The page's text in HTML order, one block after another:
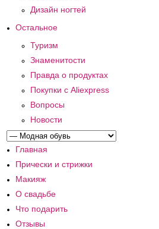
Дизайн ногтей
Остальное
Туризм
Знаменитости
Правда о продуктах
Покупки с Aliexpress
Вопросы
Новости
Главная
Прически и стрижки
Макияж
О свадьбе
Что подарить
Отзывы